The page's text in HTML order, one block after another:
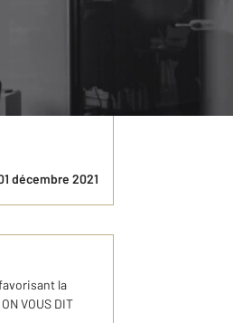
que cette
par là et
cause, notre
décembre 2021
la
VOUS DIT